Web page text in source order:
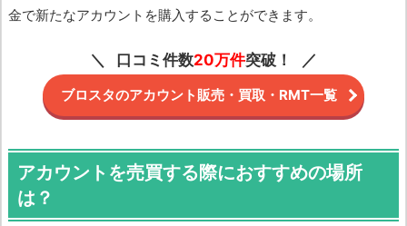
金で新たなアカウントを購入することができます。
口コミ件数20万件突破！
ブロスタのアカウント販売・買取・RMT一覧
アカウントを売買する際におすすめの場所
は？